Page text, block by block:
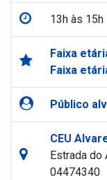
13h às 15h
Faixa
Faixa
Público
CEU
Estrada do
04474340